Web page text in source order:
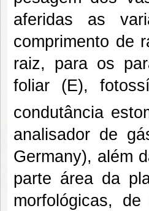
aferidas as
comprimento de
raiz, para os
foliar (E),
condutância
analisador de
Germany), além
parte área da
morfológicas,